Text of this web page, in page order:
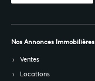
Nos Annonces Immobilières
Ventes
Locations